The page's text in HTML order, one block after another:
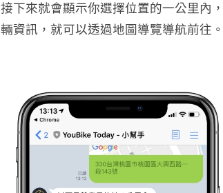
接下來就會顯示你選擇位置的一公里內
輛資訊，就可以透過地圖導覽導航前往。